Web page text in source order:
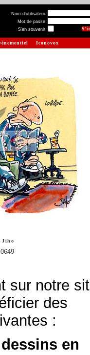
Nom d'utilisateur
Mot de passe
S'en souvenir
Iconovox
Jiho
sur notre
des
:
en